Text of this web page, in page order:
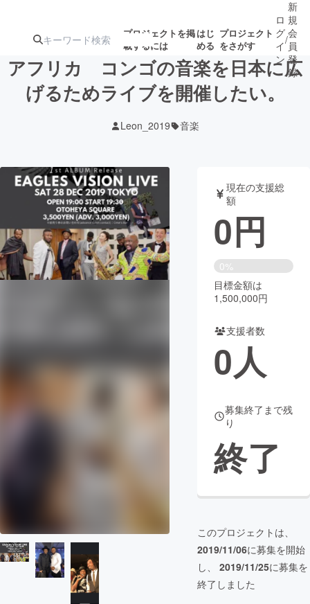
プロジェクトを掲
載するには
はじ
める
プロジェクト
をさがす
ジェクト
募集終了が近いプ
ロジェクト
アート・写真 音楽
テクノロジー・ガジェット ゲーム・サ
映像・映画 書籍・雑誌
チャレンジ
CAMPFIRE for Social Good
CAMPFIRE Creation
ロ
グ
イ
ン
/
新
規
会
員
登
録
アフリカ コンゴの音楽を日本に広
げるためライブを開催したい。
Leon_2019 音楽
現在の支援総
額
0円
0%
目標金額は
1,500,000円
支援者数
0人
募集終了まで残
り
終了
このプロジェクトは、
2019/11/06に募集を開始
し、 2019/11/25に募集を
終了しました